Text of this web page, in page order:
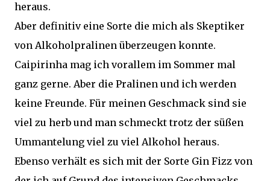
heraus.
Aber definitiv eine Sorte die mich als Skeptiker
von Alkoholpralinen überzeugen konnte.
Caipirinha mag ich vorallem im Sommer mal
ganz gerne. Aber die Pralinen und ich werden
keine Freunde. Für meinen Geschmack sind sie
viel zu herb und man schmeckt trotz der süßen
Ummantelung viel zu viel Alkohol heraus.
Ebenso verhält es sich mit der Sorte Gin Fizz von